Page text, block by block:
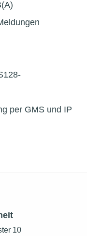
per GMS und IP
10